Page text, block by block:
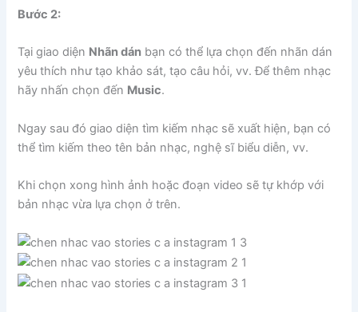
Bước 2:
Tại giao diện Nhãn dán bạn có thể lựa chọn đến nhãn dán
yêu thích như tạo khảo sát, tạo câu hỏi, vv. Để thêm nhạc
hãy nhấn chọn đến Music.
Ngay sau đó giao diện tìm kiếm nhạc sẽ xuất hiện, bạn có
thể tìm kiếm theo tên bản nhạc, nghệ sĩ biểu diễn, vv.
Khi chọn xong hình ảnh hoặc đoạn video sẽ tự khớp với
bản nhạc vừa lựa chọn ở trên.